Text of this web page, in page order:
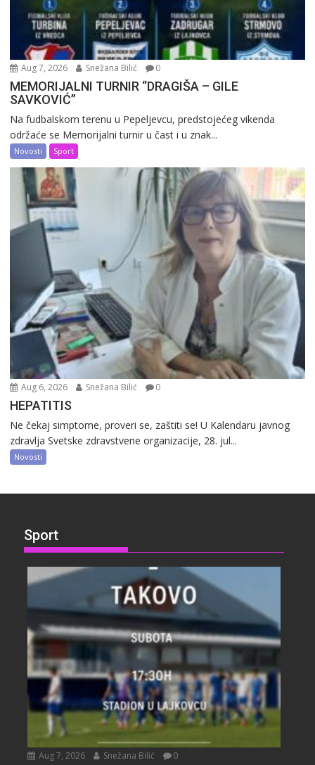
Aug 7, 2026 Snežana Bilić 0
MEMORIJALNI TURNIR “DRAGIŠA – GILE
SAVKOVIĆ”
Na fudbalskom terenu u Pepeljevcu, predstojećeg vikenda
održaće se Memorijalni turnir u čast i u znak...
Novosti Sport
Aug 6, 2026 Snežana Bilić 0
HEPATITIS
Ne čekaj simptome, proveri se, zaštiti se! U Kalendaru javnog
zdravlja Svetske zdravstvene organizacije, 28. jul...
Novosti
Sport
Aug 7, 2026 Snežana Bilić 0